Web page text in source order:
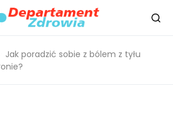
Jak poradzić sobie z bólem z tyłu